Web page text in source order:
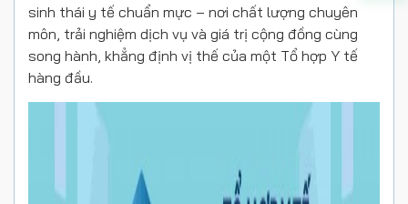
sinh thái y tế chuẩn mực – nơi chất lượng chuyên
môn, trải nghiệm dịch vụ và giá trị cộng đồng cùng
song hành, khẳng định vị thế của một Tổ hợp Y tế
hàng đầu.